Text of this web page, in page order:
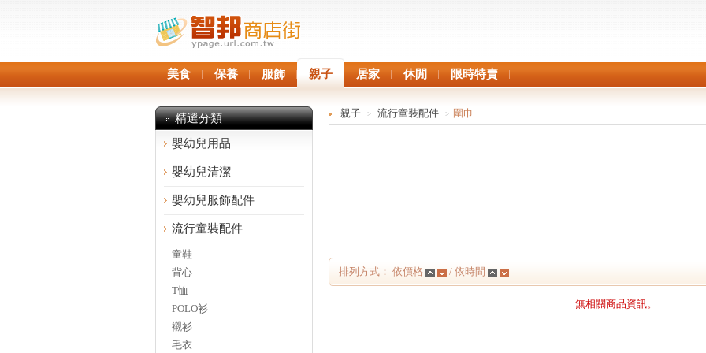
美食 保養 服飾 親子 居家 休閒 限時特賣
精選分類
嬰幼兒用品
嬰幼兒清潔
嬰幼兒服飾配件
流行童裝配件
童鞋
背心
T恤
POLO衫
襯衫
毛衣
親子 > 流行童裝配件 > 圍巾
排列方式： 依價格 / 依時間
無相關商品資訊。